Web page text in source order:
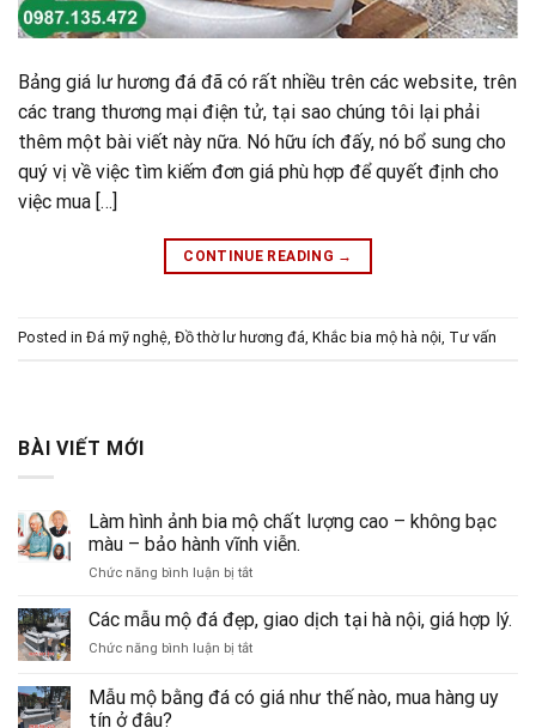
Bảng giá lư hương đá đã có rất nhiều trên các website, trên
các trang thương mại điện tử, tại sao chúng tôi lại phải
thêm một bài viết này nữa. Nó hữu ích đấy, nó bổ sung cho
quý vị về việc tìm kiếm đơn giá phù hợp để quyết định cho
việc mua […]
CONTINUE READING →
Posted in Đá mỹ nghệ, Đồ thờ lư hương đá, Khắc bia mộ hà nội, Tư vấn
BÀI VIẾT MỚI
Làm hình ảnh bia mộ chất lượng cao – không bạc
màu – bảo hành vĩnh viễn.
Chức năng bình luận bị tắtở
hình
ảnh
bia
chất
Các mẫu mộ đá đẹp, giao dịch tại hà nội, giá hợp lý.
Chức năng bình luận bị tắtở
mẫu
mộ
Mẫu mộ bằng đá có giá như thế nào, mua hàng uy
tín ở đâu?